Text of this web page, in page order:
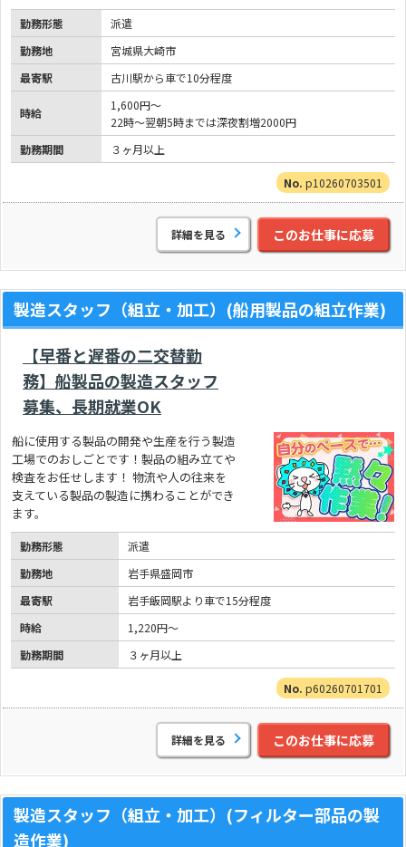
勤務形態
派遣
勤務地
宮城県大崎市
最寄駅
古川駅から車で10分程度
時給
1,600円～
22時～翌朝5時までは深夜割増2000円
勤務期間
３ヶ月以上
p10260703501
詳細を見る このお仕事に応募
製造スタッフ（組立・加工）(船用製品の組立作業)
【早番と遅番の二交替勤
務】船製品の製造スタッフ
募集、長期就業OK
船に使用する製品の開発や生産を行う製造
工場でのおしごとです！製品の組み立てや
検査をお任せします！ 物流や人の往来を
支えている製品の製造に携わることができ
ます。
勤務形態
派遣
勤務地
岩手県盛岡市
最寄駅
岩手飯岡駅より車で15分程度
時給
1,220円～
勤務期間
３ヶ月以上
p60260701701
詳細を見る このお仕事に応募
製造スタッフ（組立・加工）(フィルター部品の製
造作業)